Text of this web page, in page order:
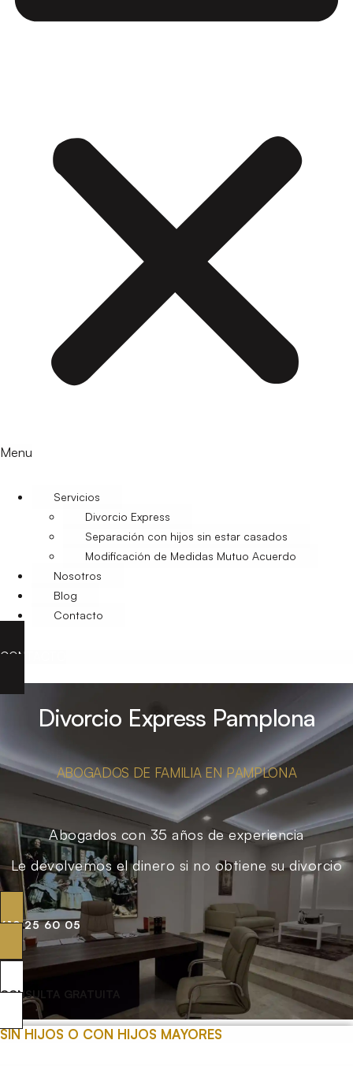
Menu
Servicios
Divorcio Express
Separación con hijos sin estar casados
Modificación de Medidas Mutuo Acuerdo
Nosotros
Blog
Contacto
CONTACTO
Divorcio Express Pamplona
ABOGADOS DE FAMILIA EN PAMPLONA
Abogados con 35 años de experiencia
Le devolvemos el dinero si no obtiene su divorcio
619 25 60 05
CONSULTA GRATUITA
SIN HIJOS O CON HIJOS MAYORES